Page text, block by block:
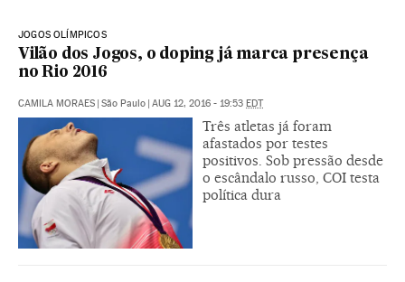
JOGOS OLÍMPICOS
Vilão dos Jogos, o doping já marca presença
no Rio 2016
CAMILA MORAES São Paulo AUG 12, 2016 - 19:53 EDT
Três atletas já foram
afastados por testes
positivos. Sob pressão desde
o escândalo russo, COI testa
política dura